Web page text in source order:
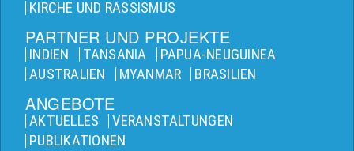
KIRCHE UND RASSISMUS
PARTNER UND PROJEKTE
INDIEN TANSANIA
PAPUA-NEUGUINEA
AUSTRALIEN
MYANMAR BRASILIEN
ANGEBOTE
AKTUELLES
VERANSTALTUNGEN
PUBLIKATIONEN